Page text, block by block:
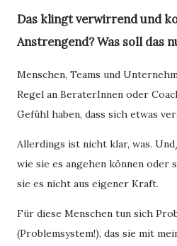
Das klingt verwirrend und
Anstrengend? Was soll das
Menschen, Teams und
Regel an BeraterInnen oder
Gefühl haben, dass sich etwas
Allerdings ist nicht klar, was.
wie sie es angehen können oder
sie es nicht aus eigener Kraft.
Für diese Menschen tun sich
(Problemsystem!), das sie mit